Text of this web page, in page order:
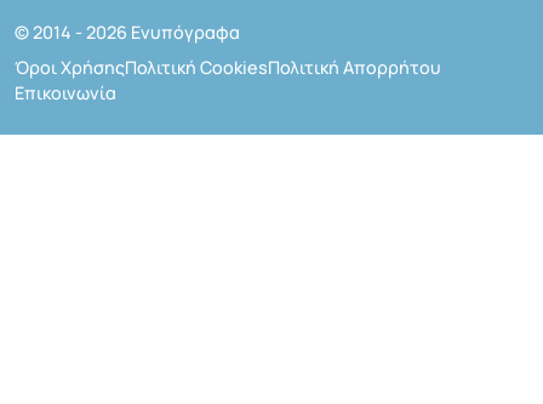
© 2014 - 2026 Ενυπόγραφα
Όροι ΧρήσηςΠολιτική CookiesΠολιτική Απορρήτου
Επικοινωνία